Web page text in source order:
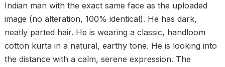
Indian man with the exact same face as the uploaded
image (no alteration, 100% identical). He has dark,
neatly parted hair. He is wearing a classic, handloom
cotton kurta in a natural, earthy tone. He is looking into
the distance with a calm, serene expression. The